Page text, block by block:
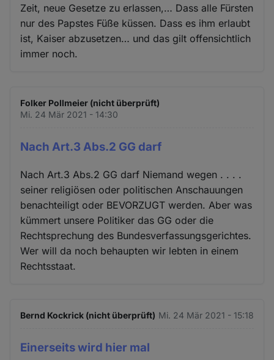
Zeit, neue Gesetze zu erlassen,… Dass alle Fürsten
nur des Papstes Füße küssen. Dass es ihm erlaubt
ist, Kaiser abzusetzen… und das gilt offensichtlich
immer noch.
Folker Pollmeier (nicht überprüft)
Mi. 24 Mär 2021 - 14:30
Nach Art.3 Abs.2 GG darf
Nach Art.3 Abs.2 GG darf Niemand wegen . . . .
seiner religiösen oder politischen Anschauungen
benachteiligt oder BEVORZUGT werden. Aber was
kümmert unsere Politiker das GG oder die
Rechtsprechung des Bundesverfassungsgerichtes.
Wer will da noch behaupten wir lebten in einem
Rechtsstaat.
Bernd Kockrick (nicht überprüft) Mi. 24 Mär 2021 - 15:18
Einerseits wird hier mal